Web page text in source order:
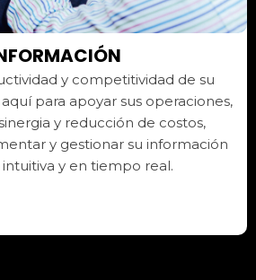
y competitividad de su
para apoyar sus operaciones,
y reducción de costos,
y gestionar su información
y en tiempo real.